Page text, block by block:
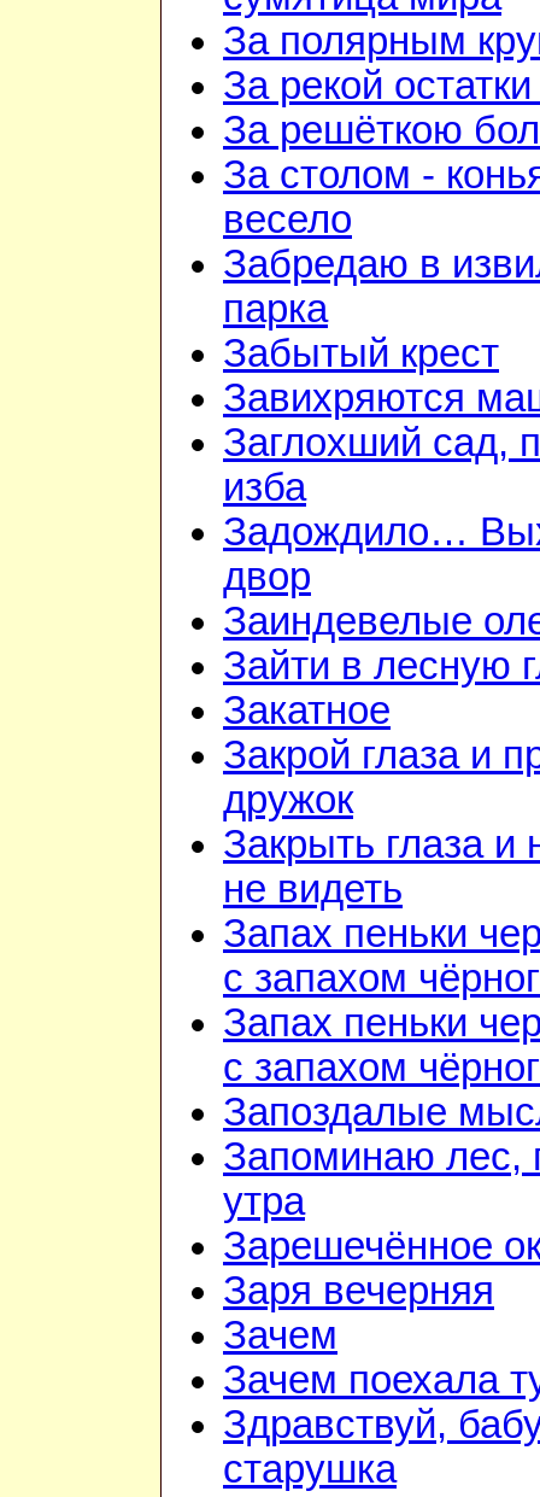
За полярным
За рекой
За решёткою
За столом -
весело
Забредаю в
парка
Забытый крест
Завихряются
Заглохший сад,
изба
Задождило…
двор
Заиндевелые
Зайти в лесную
Закатное
Закрой глаза и
дружок
Закрыть глаза и
не видеть
Запах пеньки
с запахом
Запах пеньки
с запахом
Запоздалые
Запоминаю лес,
утра
Зарешечённое
Заря вечерняя
Зачем
Зачем поехала
Здравствуй,
старушка